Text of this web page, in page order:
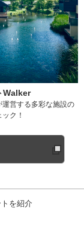
Walker
運営する多彩な施設の
ク！
を紹介